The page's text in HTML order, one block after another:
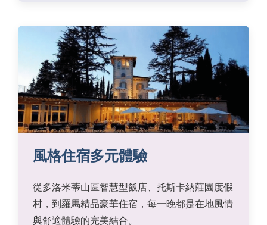
風格住宿多元體驗
從多洛米蒂山區智慧型飯店、托斯卡納莊園度假
村，到羅馬精品豪華住宿，每一晚都是在地風情
與舒適體驗的完美結合。